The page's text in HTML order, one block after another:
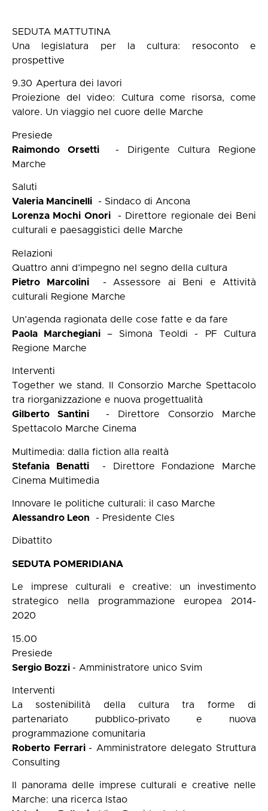
SEDUTA MATTUTINA
Una legislatura per la cultura: resoconto e
prospettive
9.30 Apertura dei lavori
Proiezione del video: Cultura come risorsa, come
valore. Un viaggio nel cuore delle Marche
Presiede
Raimondo Orsetti- Dirigente Cultura Regione
Marche
Saluti
Valeria Mancinelli - Sindaco di Ancona
Lorenza Mochi Onori- Direttore regionale dei Beni
culturali e paesaggistici delle Marche
Relazioni
Quattro anni d’impegno nel segno della cultura
Pietro Marcolini- Assessore ai Beni e Attività
culturali Regione Marche
Un’agenda ragionata delle cose fatte e da fare
Paola Marchegiani – Simona Teoldi - PF Cultura
Regione Marche
Interventi
Together we stand. Il Consorzio Marche Spettacolo
tra riorganizzazione e nuova progettualità
Gilberto Santini
- Direttore Consorzio Marche
Spettacolo Marche Cinema
Multimedia: dalla fiction alla realtà
Stefania Benatti
- Direttore Fondazione Marche
Cinema Multimedia
Innovare le politiche culturali: il caso Marche
Alessandro Leon - Presidente Cles
Dibattito
SEDUTA POMERIDIANA
Le imprese culturali e creative: un investimento
strategico nella programmazione europea 2014-
2020
15.00
Presiede
Sergio Bozzi - Amministratore unico Svim
Interventi
La sostenibilità della cultura tra forme di
partenariato pubblico-privato e nuova
programmazione comunitaria
Roberto Ferrari- Amministratore delegato Struttura
Consulting
Il panorama delle imprese culturali e creative nelle
Marche: una ricerca Istao